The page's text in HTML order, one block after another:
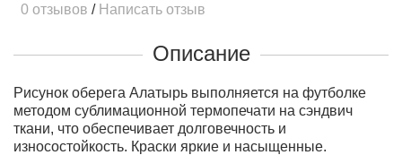
0 отзывов / Написать отзыв
Описание
Рисунок оберега Алатырь выполняется на футболке
методом сублимационной термопечати на сэндвич
ткани, что обеспечивает долговечность и
износостойкость. Краски яркие и насыщенные.